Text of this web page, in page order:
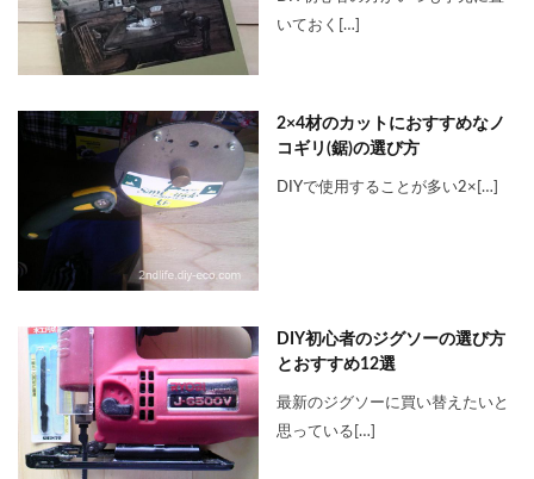
いておく[…]
2×4材のカットにおすすめなノ
コギリ(鋸)の選び方
DIYで使用することが多い2×[…]
DIY初心者のジグソーの選び方
とおすすめ12選
最新のジグソーに買い替えたいと
思っている[…]